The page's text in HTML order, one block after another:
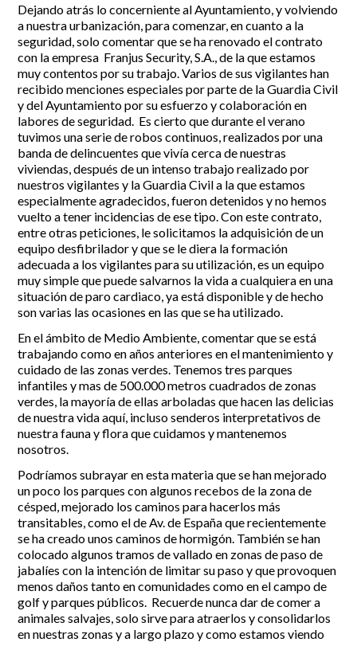
Dejando atrás lo concerniente al Ayuntamiento, y volviendo
a nuestra urbanización, para comenzar, en cuanto a la
seguridad, solo comentar que se ha renovado el contrato
con la empresa Franjus Security, S.A., de la que estamos
muy contentos por su trabajo. Varios de sus vigilantes han
recibido menciones especiales por parte de la Guardia Civil
y del Ayuntamiento por su esfuerzo y colaboración en
labores de seguridad. Es cierto que durante el verano
tuvimos una serie de robos continuos, realizados por una
banda de delincuentes que vivía cerca de nuestras
viviendas, después de un intenso trabajo realizado por
nuestros vigilantes y la Guardia Civil a la que estamos
especialmente agradecidos, fueron detenidos y no hemos
vuelto a tener incidencias de ese tipo. Con este contrato,
entre otras peticiones, le solicitamos la adquisición de un
equipo desfibrilador y que se le diera la formación
adecuada a los vigilantes para su utilización, es un equipo
muy simple que puede salvarnos la vida a cualquiera en una
situación de paro cardiaco, ya está disponible y de hecho
son varias las ocasiones en las que se ha utilizado.
En el ámbito de Medio Ambiente, comentar que se está
trabajando como en años anteriores en el mantenimiento y
cuidado de las zonas verdes. Tenemos tres parques
infantiles y mas de 500.000 metros cuadrados de zonas
verdes, la mayoría de ellas arboladas que hacen las delicias
de nuestra vida aquí, incluso senderos interpretativos de
nuestra fauna y flora que cuidamos y mantenemos
nosotros.
Podríamos subrayar en esta materia que se han mejorado
un poco los parques con algunos recebos de la zona de
césped, mejorado los caminos para hacerlos más
transitables, como el de Av. de España que recientemente
se ha creado unos caminos de hormigón. También se han
colocado algunos tramos de vallado en zonas de paso de
jabalíes con la intención de limitar su paso y que provoquen
menos daños tanto en comunidades como en el campo de
golf y parques públicos. Recuerde nunca dar de comer a
animales salvajes, solo sirve para atraerlos y consolidarlos
en nuestras zonas y a largo plazo y como estamos viendo